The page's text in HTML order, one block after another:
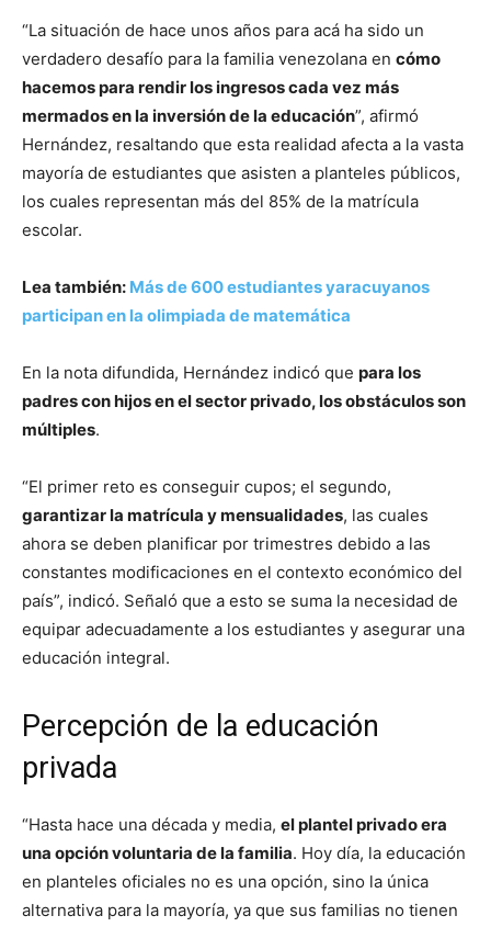
“La situación de hace unos años para acá ha sido un
verdadero desafío para la familia venezolana en cómo
hacemos para rendir los ingresos cada vez más
mermados en la inversión de la educación”, afirmó
Hernández, resaltando que esta realidad afecta a la vasta
mayoría de estudiantes que asisten a planteles públicos,
los cuales representan más del 85% de la matrícula
escolar.
Lea también: Más de 600 estudiantes yaracuyanos
participan en la olimpiada de matemática
En la nota difundida, Hernández indicó que para los
padres con hijos en el sector privado, los obstáculos son
múltiples.
“El primer reto es conseguir cupos; el segundo,
garantizar la matrícula y mensualidades, las cuales
ahora se deben planificar por trimestres debido a las
constantes modificaciones en el contexto económico del
país”, indicó. Señaló que a esto se suma la necesidad de
equipar adecuadamente a los estudiantes y asegurar una
educación integral.
Percepción de la educación
privada
“Hasta hace una década y media, el plantel privado era
una opción voluntaria de la familia. Hoy día, la educación
en planteles oficiales no es una opción, sino la única
alternativa para la mayoría, ya que sus familias no tienen